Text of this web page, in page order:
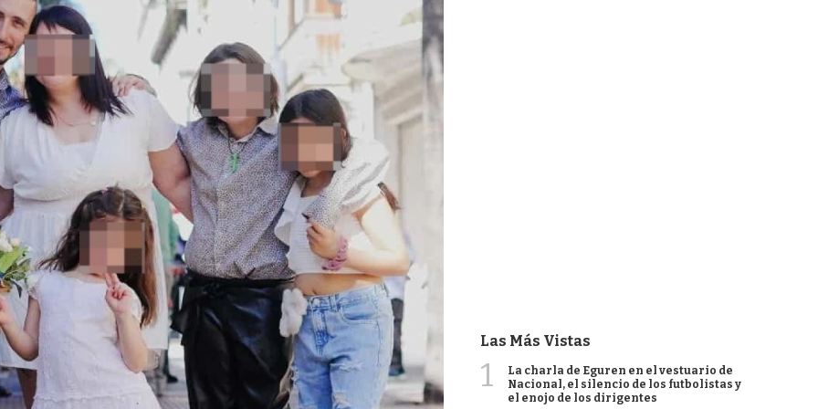
Las Más Vistas
1
La charla de Eguren en el vestuario de
Nacional, el silencio de los futbolistas y
el enojo de los dirigentes